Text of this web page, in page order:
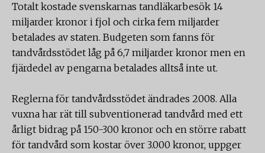
Totalt kostade svenskarnas tandläkarbesök 14
miljarder kronor i fjol och cirka fem miljarder
betalades av staten. Budgeten som fanns för
tandvårdsstödet låg på 6,7 miljarder kronor men en
fjärdedel av pengarna betalades alltså inte ut.
Reglerna för tandvårdsstödet ändrades 2008. Alla
vuxna har rät till subventionerad tandvård med ett
årligt bidrag på 150-300 kronor och en större rabatt
för tandvård som kostar över 3.000 kronor, uppger